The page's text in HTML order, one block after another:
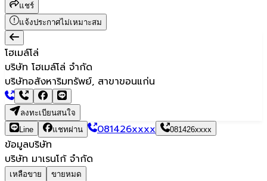
แชร์
แจ้งประกาศไม่เหมาะสม
โฮเมล์โล่
บริษัท โฮเมล์โล่ จำกัด
บริษัทอสังหาริมทรัพย์, สาขาขอนแก่น
ลงทะเบียนสนใจ
Line
แชทผ่าน 081426xxxx 081426xxxx
ข้อมูลบริษัท
บริษัท มาเรนโก้ จำกัด
เหลือขาย ขายหมด